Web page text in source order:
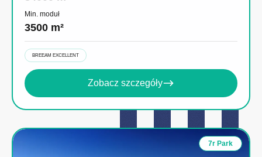
Min. moduł
3500 m²
BREEAM EXCELLENT
Zobacz szczegóły
7r Park